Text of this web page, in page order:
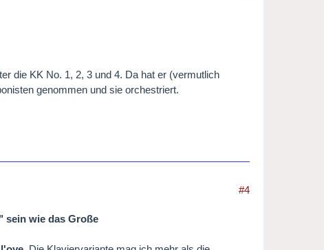
die KK No. 1, 2, 3 und 4. Da hat er (vermutlich
genommen und sie orchestriert.
#4
sein wie das Große